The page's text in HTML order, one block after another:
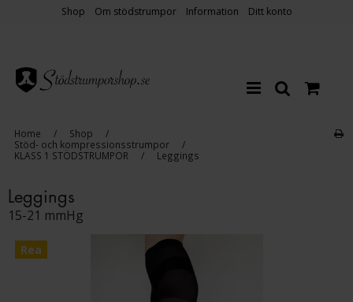
Shop Om stödstrumpor Information Ditt konto
Home / Shop
/
Stöd- och kompressionsstrumpor
/
KLASS 1 STÖDSTRUMPOR
/ Leggings
Leggings
15-21 mmHg
Rea